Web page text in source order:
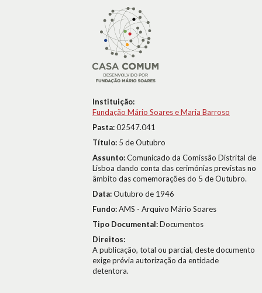
Instituição:
Fundação Mário Soares e Maria Barroso
Pasta:02547.041
Título: 5 de Outubro
Assunto:Comunicado da Comissão Distrital de
Lisboa dando conta das cerimónias previstas no
âmbito das comemorações do 5 de Outubro.
Data:Outubro de 1946
Fundo:AMS - Arquivo Mário Soares
Tipo Documental:Documentos
Direitos:
A publicação, total ou parcial, deste documento
exige prévia autorização da entidade
detentora.